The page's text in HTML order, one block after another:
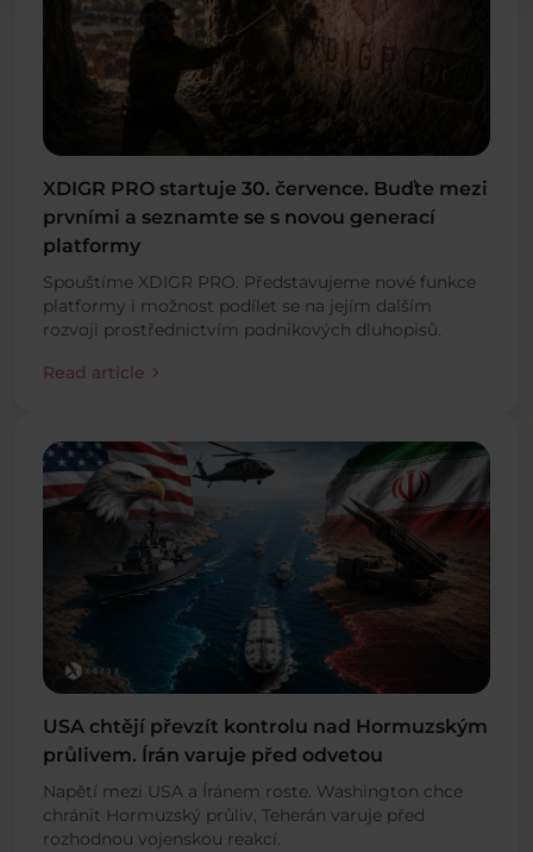
XDIGR PRO startuje 30. července. Buďte mezi
prvními a seznamte se s novou generací
platformy
Spouštíme XDIGR PRO. Představujeme nové funkce
platformy i možnost podílet se na jejím dalším
rozvoji prostřednictvím podnikových dluhopisů.
Read article chevron_right
USA chtějí převzít kontrolu nad Hormuzským
průlivem. Írán varuje před odvetou
Napětí mezi USA a Íránem roste. Washington chce
chránit Hormuzský průliv, Teherán varuje před
rozhodnou vojenskou reakcí.